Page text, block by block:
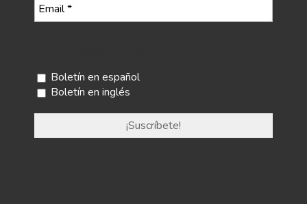
Boletín en español
Boletín en inglés